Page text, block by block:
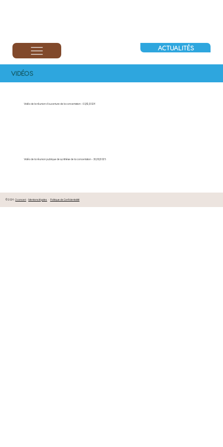
ACTUALITÉS
VIDÉOS
Vidéo de la réunion d'ouverture de la concertation - 03/12/2024
Vidéo de la réunion publique de synthèse de la concertation - 30/01/2025
© 2024 -2concert • Mentions légales • Politique de Confidentialité